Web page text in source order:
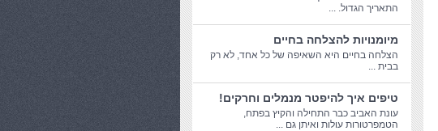
התאריך הגדול. ...
מיומנויות להצלחה בחיים
הצלחה בחיים היא השאיפה של כל אחד, לא רק
בבית ...
טיפים איך להיפטר מנמלים וחרקים!
עונת האביב כבר התחילה והקיץ בפתח,
הטמפרטורות עולות ואיתן גם ...